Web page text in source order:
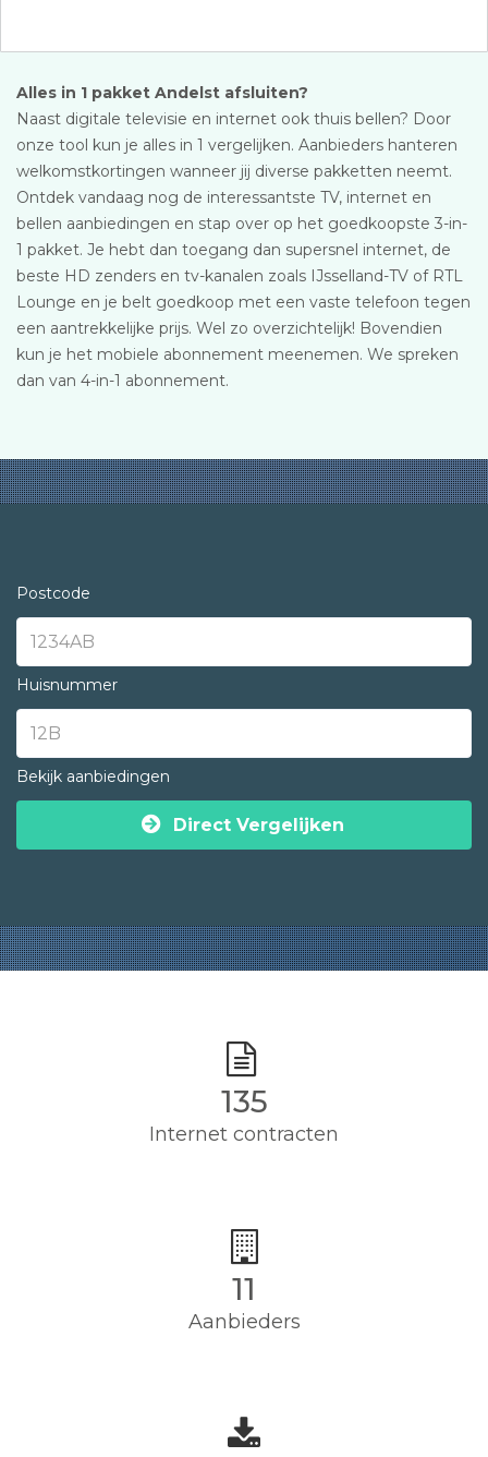
Alles in 1 pakket Andelst afsluiten?
Naast digitale televisie en internet ook thuis bellen? Door
onze tool kun je alles in 1 vergelijken. Aanbieders hanteren
welkomstkortingen wanneer jij diverse pakketten neemt.
Ontdek vandaag nog de interessantste TV, internet en
bellen aanbiedingen en stap over op het goedkoopste 3-in-
1 pakket. Je hebt dan toegang dan supersnel internet, de
beste HD zenders en tv-kanalen zoals IJsselland-TV of RTL
Lounge en je belt goedkoop met een vaste telefoon tegen
een aantrekkelijke prijs. Wel zo overzichtelijk! Bovendien
kun je het mobiele abonnement meenemen. We spreken
dan van 4-in-1 abonnement.
Postcode
Huisnummer
Bekijk aanbiedingen
Direct Vergelijken
135
Internet contracten
11
Aanbieders